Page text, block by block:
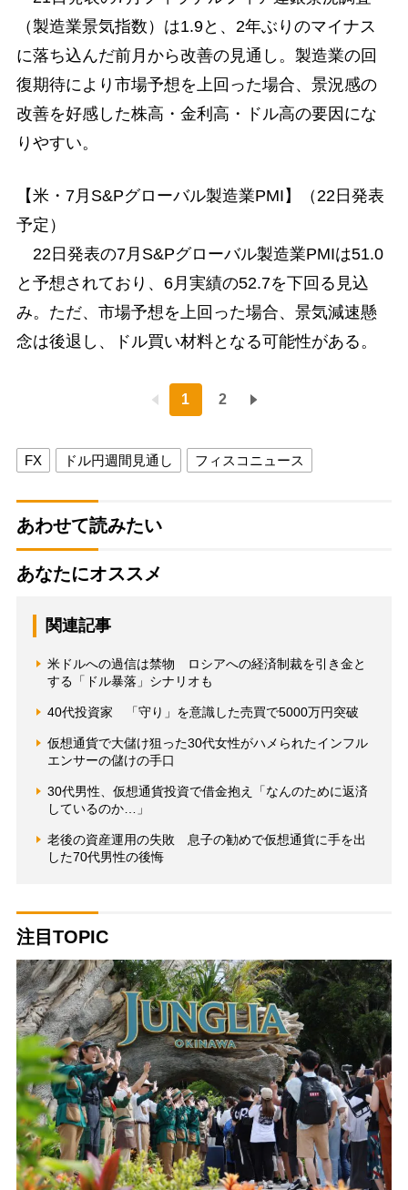
（製造業景気指数）は1.9と、2年ぶりのマイナス
に落ち込んだ前月から改善の見通し。製造業の回
復期待により市場予想を上回った場合、景況感の
改善を好感した株高・金利高・ドル高の要因にな
りやすい。
【米・7月S&Pグローバル製造業PMI】（22日発表
予定）
22日発表の7月S&Pグローバル製造業PMIは51.0
と予想されており、6月実績の52.7を下回る見込
み。ただ、市場予想を上回った場合、景気減速懸
念は後退し、ドル買い材料となる可能性がある。
1 2
FX ドル円週間見通し フィスコニュース
あわせて読みたい
あなたにオススメ
関連記事
米ドルへの過信は禁物 ロシアへの経済制裁を引き金と
する「ドル暴落」シナリオも
40代投資家 「守り」を意識した売買で5000万円突破
仮想通貨で大儲け狙った30代女性がハメられたインフル
エンサーの儲けの手口
30代男性、仮想通貨投資で借金抱え「なんのために返済
しているのか…」
老後の資産運用の失敗 息子の勧めで仮想通貨に手を出
した70代男性の後悔
注目TOPIC